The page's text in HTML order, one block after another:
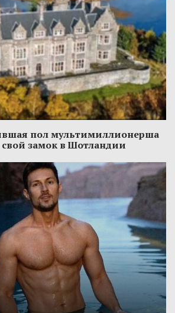
пол мультимиллионерша
свой замок в Шотландии